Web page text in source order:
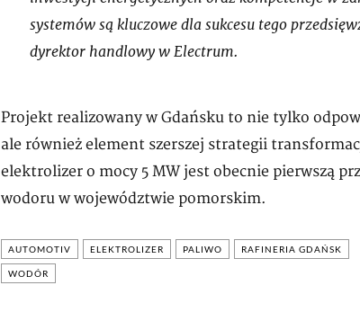
systemów są kluczowe dla sukcesu tego
dyrektor handlowy w Electrum.
Projekt realizowany w Gdańsku to nie tylko
ale również element szerszej strategii
elektrolizer o mocy 5 MW jest obecnie pierwszą
wodoru w województwie pomorskim.
AUTOMOTIV ELEKTROLIZER PALIWO RAFINERIA GDAŃSK
WODÓR